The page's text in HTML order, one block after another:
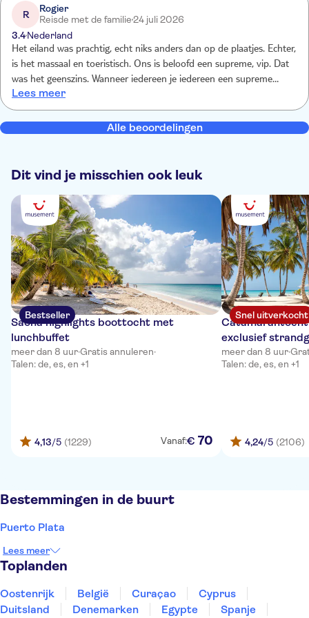
het naar huis gaan was. Eten op het eiland was ook lekker.
R
Rogier
Reisde met de familie24 juli 2026
3.4Nederland
Het eiland was prachtig, echt niks anders dan op de plaatjes. Echter,
is het massaal en toeristisch. Ons is beloofd een supreme, vip. Dat
was het geenszins. Wanneer iedereen je iedereen een supreme
verkoopt krijgt iedereen hetzelfde voor meer geld dan eerder. Het is
echt een hele dag, van 's morgenvroeg tot laat in de avond. Op de
speedboot was het vol en druk. Het privéstrand is 3 meter strand
Lees meer
Alle beoordelingen
Dit vind je misschien ook leuk
Bestseller
Saona highlights boottocht met
lunchbuffet
meer dan 8 uur·Gratis annuleren·
Talen: de, es, en +1
4,13/5 (1229) Vanaf:€ 70
Snel uitverkocht
exclusief
meer dan 8 uur·
Talen: de, es, en +1
4,24/5 (2106)
Bestemmingen in de buurt
Puerto Plata
Lees meer
Toplanden
Oostenrijk België Curaçao
Cyprus
Duitsland
Denemarken Egypte
Spanje